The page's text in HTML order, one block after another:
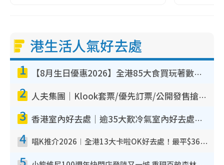
港生活人氣好去處
1 【8月生日優惠2026】全港85大食買玩著數攻略 自助餐/火鍋放題同行免費＋誠品/DONKI送現金券
2 人夫集團｜Klook套票/優先訂票/公開發售搶飛攻略！附票價.購票連結.場地座位表
3 香港室內好去處｜逾35大歎冷氣室內好去處推介 室內活動免費避雨無懼落雨
4 唱K推介2026︱全港13大卡啦OK好去處！最平$36起 日文K都有！(附地址+收費詳情)
5